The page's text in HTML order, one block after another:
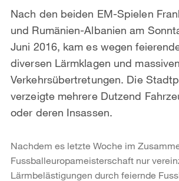
Nach den beiden EM-Spielen
und Rumänien-Albanien am
Juni 2016, kam es wegen
diversen Lärmklagen und massiven
Verkehrsübertretungen. Die
verzeigte mehrere Dutzend
oder deren Insassen.
Nachdem es letzte Woche im
Fussballeuropameisterschaft nur
Lärmbelästigungen durch feiernde